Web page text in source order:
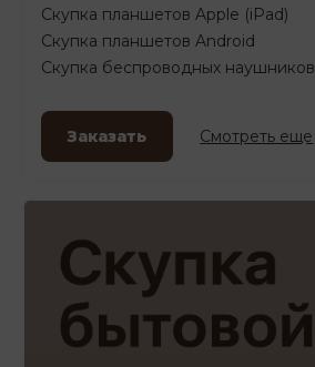
Скупка планшетов Apple (iPad)
Скупка планшетов Android
Скупка беспроводных наушников
Заказать Смотреть еще